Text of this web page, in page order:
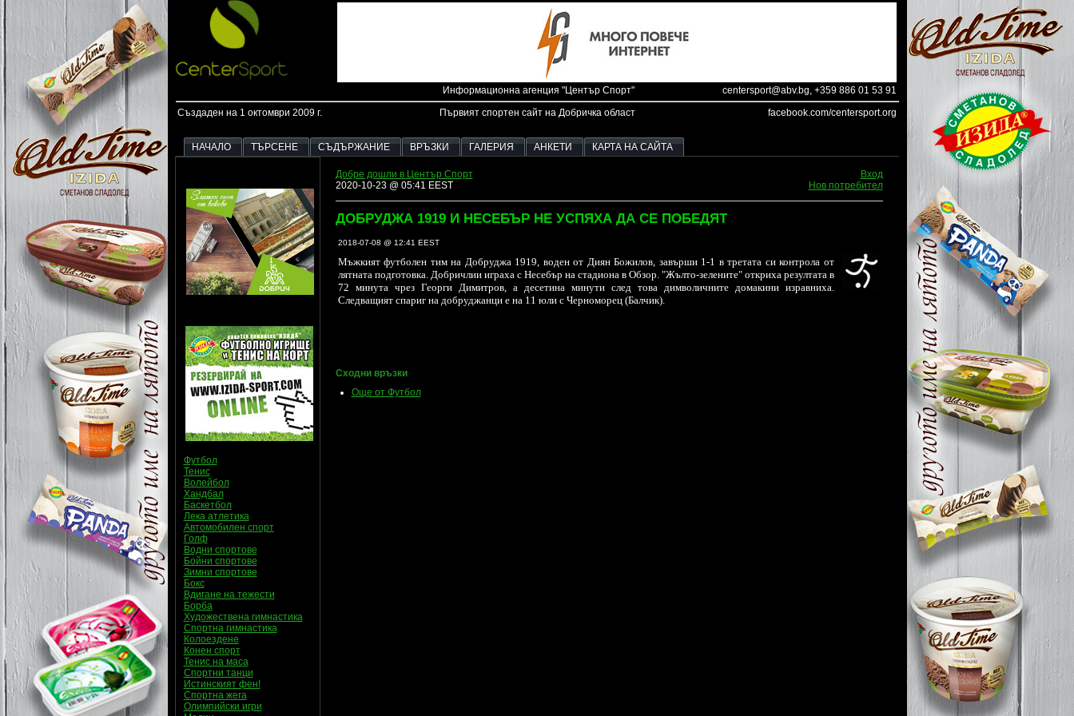
Информационна агенция "Център Спорт" centersport@abv.bg, +359 886 01 53 91
Създаден на 1 октомври 2009 г. Първият спортен сайт на Добричка област facebook.com/centersport.org
НАЧАЛО ТЪРСЕНЕ СЪДЪРЖАНИЕ ВРЪЗКИ ГАЛЕРИЯ АНКЕТИ КАРТА НА САЙТА
Вход
Нов потребител
Добре дошли в Център Спорт
2020-10-23 @ 05:41 EEST
ДОБРУДЖА 1919 И НЕСЕБЪР НЕ УСПЯХА ДА СЕ ПОБЕДЯТ
2018-07-08 @ 12:41 EEST
Мъжкият футболен тим на Добруджа 1919, воден от Диян Божилов, завърши 1-1 в третата си контрола от
лятната подготовка. Добричлии играха с Несебър на стадиона в Обзор. "Жълто-зелените" откриха резултата в
72 минута чрез Георги Димитров, а десетина минути след това димволичните домакини изравниха.
Следващият спариг на добруджанци е на 11 юли с Черноморец (Балчик).
Сходни връзки
Още от Футбол
Футбол
Тенис
Волейбол
Хандбал
Баскетбол
Лека атлетика
Автомобилен спорт
Голф
Водни спортове
Бойни спортове
Зимни спортове
Бокс
Вдигане на тежести
Борба
Художествена гимнастика
Спортна гимнастика
Колоездене
Конен спорт
Тенис на маса
Спортни танци
Истинският фен!
Спортна жега
Олимпийски игри